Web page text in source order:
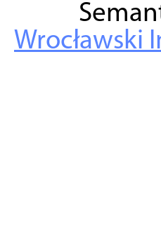
Wrocławski